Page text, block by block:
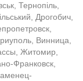
Тернопіль,
Дрогобич,
Винница,
Житомир,
Франковск,